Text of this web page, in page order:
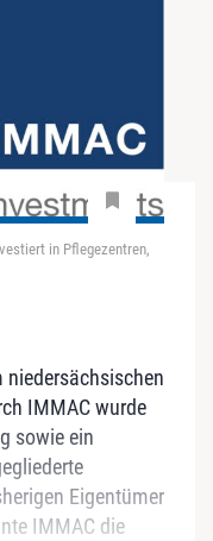
in Pflegezentren,
niedersächsischen
IMMAC wurde
sowie ein
Eigentümer
IMMAC die